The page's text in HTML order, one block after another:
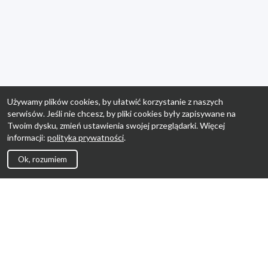
Używamy plików cookies, by ułatwić korzystanie z naszych
serwisów. Jeśli nie chcesz, by pliki cookies były zapisywane na
Twoim dysku, zmień ustawienia swojej przeglądarki. Więcej
informacji: polityka prywatności.
Ok, rozumiem